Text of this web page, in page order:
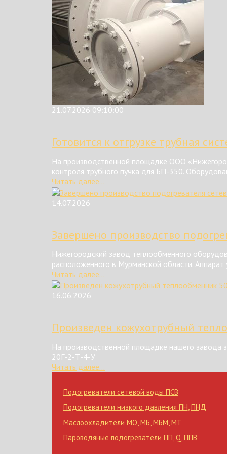
21.07.2026 09:10:00
Готовится к отгрузке трубная
На производственной площадке ООО
контроля трубного пучка для БП-350.
Читать далее...
14.07.2026
Завершено производство
Нижегородский завод теплообменного
расположенного в Мурманской области.
Читать далее...
16.06.2026
Произведен кожухотрубный
На производственной площадке нашего
20Г-2-Т-4-У
Читать далее...
Подогреватели сетевой воды ПСВ
Подогреватели низкого давления ПН,ПНД
Маслоохладители МО,МБ,МБМ,МТ
Пароводяные подогреватели ПП,Q,ППВ